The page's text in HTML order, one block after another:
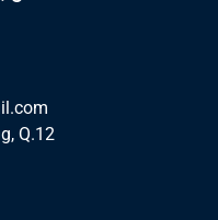
Q.12